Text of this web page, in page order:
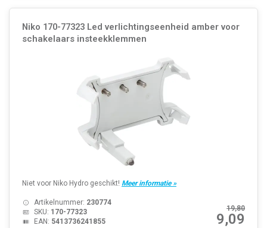
Niko 170-77323 Led verlichtingseenheid amber voor
schakelaars insteekklemmen
Niet voor Niko Hydro geschikt! Meer informatie »
19,80
9,09
Artikelnummer: 230774
SKU: 170-77323
EAN: 5413736241855